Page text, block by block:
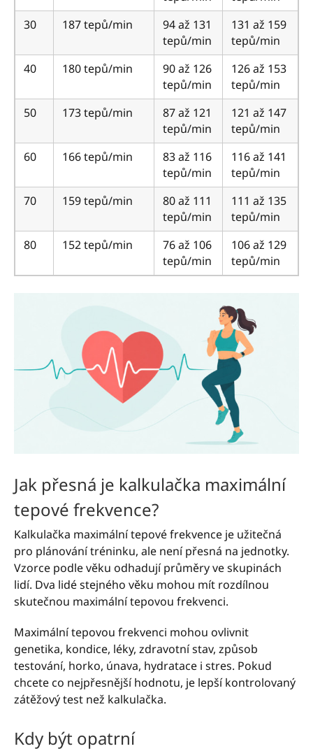
30
187 tepů/min
94 až 131
tepů/min
131 až 159
tepů/min
40
180 tepů/min
90 až 126
tepů/min
126 až 153
tepů/min
50
173 tepů/min
87 až 121
tepů/min
121 až 147
tepů/min
60
166 tepů/min
83 až 116
tepů/min
116 až 141
tepů/min
70
159 tepů/min
80 až 111
tepů/min
111 až 135
tepů/min
80
152 tepů/min
76 až 106
tepů/min
106 až 129
tepů/min
Jak přesná je kalkulačka maximální
tepové frekvence?
Kalkulačka maximální tepové frekvence je užitečná
pro plánování tréninku, ale není přesná na jednotky.
Vzorce podle věku odhadují průměry ve skupinách
lidí. Dva lidé stejného věku mohou mít rozdílnou
skutečnou maximální tepovou frekvenci.
Maximální tepovou frekvenci mohou ovlivnit
genetika, kondice, léky, zdravotní stav, způsob
testování, horko, únava, hydratace i stres. Pokud
chcete co nejpřesnější hodnotu, je lepší kontrolovaný
zátěžový test než kalkulačka.
Kdy být opatrní